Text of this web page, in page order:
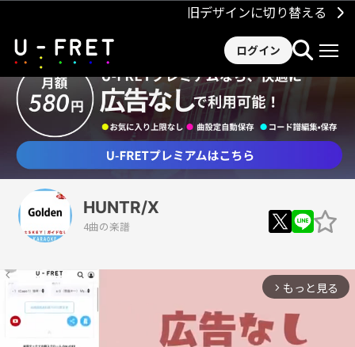
旧デザインに切り替える
ログイン
HUNTR/X
4曲の楽譜
arrow_forward_ios もっと見る